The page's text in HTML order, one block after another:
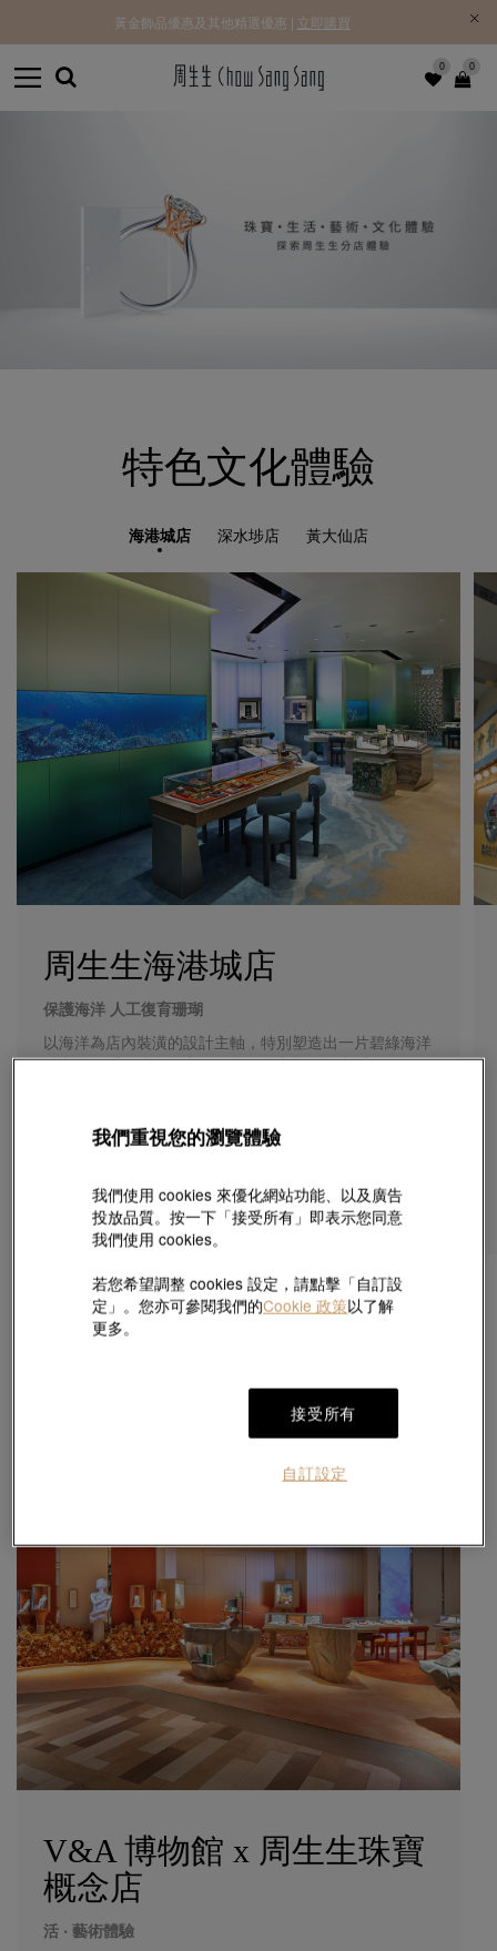
0 0
黃金飾品優惠及其他精選優惠 | 立即購買
特色文化體驗
海港城店 深水埗店 黃大仙店
周生生海港城店
保護海洋 人工復育珊瑚
以海洋為店內裝潢的設計主軸，特別塑造出一片碧綠海洋
以襯托一系列璀璨珠寶為配合海洋主題。推出「Harbour
以進行人工復育。
預約
藝術與匠藝體驗
V&A 博物館 x 周生生珠寶
概念店
活 ‧ 藝術體驗
我們重視您的瀏覽體驗
我們使用 cookies 來優化網站功能、以及廣告
投放品質。按一下「接受所有」即表示您同意
我們使用 cookies。
若您希望調整 cookies 設定，請點擊「自訂設
定」。您亦可參閱我們的Cookie 政策以了解
更多。
接受所有
自訂設定